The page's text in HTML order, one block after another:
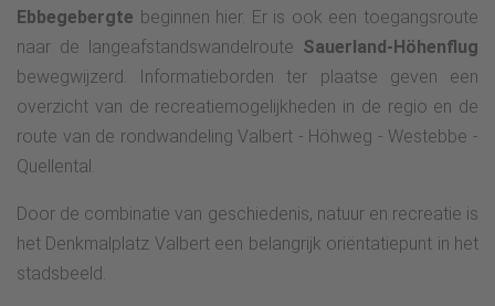
Ebbegebergte beginnen hier. Er is ook een toegangsroute
naar de langeafstandswandelroute Sauerland-Höhenflug
bewegwijzerd. Informatieborden ter plaatse geven een
overzicht van de recreatiemogelijkheden in de regio en de
route van de rondwandeling Valbert - Höhweg - Westebbe -
Quellental.
Door de combinatie van geschiedenis, natuur en recreatie is
het Denkmalplatz Valbert een belangrijk oriëntatiepunt in het
stadsbeeld.